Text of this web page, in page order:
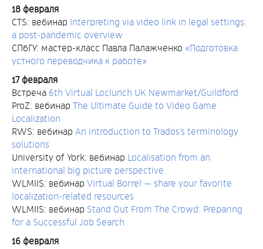
18 февраля
CTS: вебинар
Interpreting via video link in legal settings:
a post-pandemic overview
СПбГУ: мастер-класс Павла Палажченко «Подготовка
устного переводчика к работе»
17 февраля
Встреча 6th Virtual Loclunch UK Newmarket/Guildford
ProZ: вебинар The Ultimate Guide to Video Game
Localization
RWS: вебинар An introduction to Trados’s terminology
solutions
University of York: вебинар
Localisation from an
international big picture perspective
WLMIIS: вебинар Virtual Borrel — share your favorite
localization-related resources
WLMIIS: вебинар Stand Out From The Crowd: Preparing
for a Successful Job Search
16 февраля